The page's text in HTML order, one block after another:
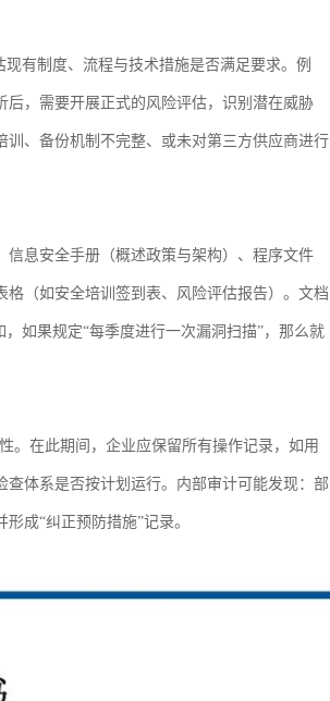
有制度、流程与技术措施是否满足要求。例
，需要开展正式的风险评估，识别潜在威胁
、备份机制不完整、或未对第三方供应商进行
息安全手册（概述政策与架构）、程序文件
（如安全培训签到表、风险评估报告）。文档
如果规定“每季度进行一次漏洞扫描”，那么就
。在此期间，企业应保留所有操作记录，如用
体系是否按计划运行。内部审计可能发现：部
成“纠正预防措施”记录。